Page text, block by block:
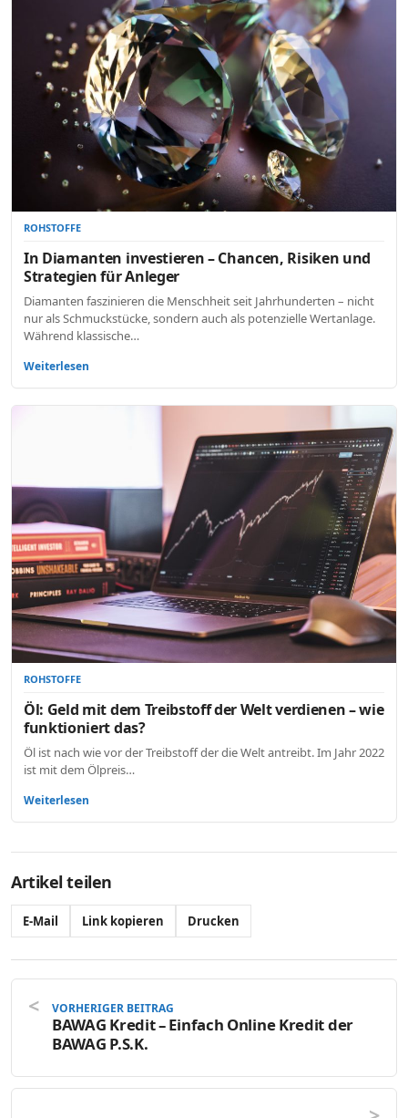
ROHSTOFFE
In Diamanten investieren – Chancen, Risiken und
Strategien für Anleger
Diamanten faszinieren die Menschheit seit Jahrhunderten – nicht
nur als Schmuckstücke, sondern auch als potenzielle Wertanlage.
Während klassische…
Weiterlesen
ROHSTOFFE
Öl: Geld mit dem Treibstoff der Welt verdienen – wie
funktioniert das?
Öl ist nach wie vor der Treibstoff der die Welt antreibt. Im Jahr 2022
ist mit dem Ölpreis…
Weiterlesen
Artikel teilen
E-Mail Link kopieren Drucken
VORHERIGER BEITRAG
BAWAG Kredit – Einfach Online Kredit der
BAWAG P.S.K.